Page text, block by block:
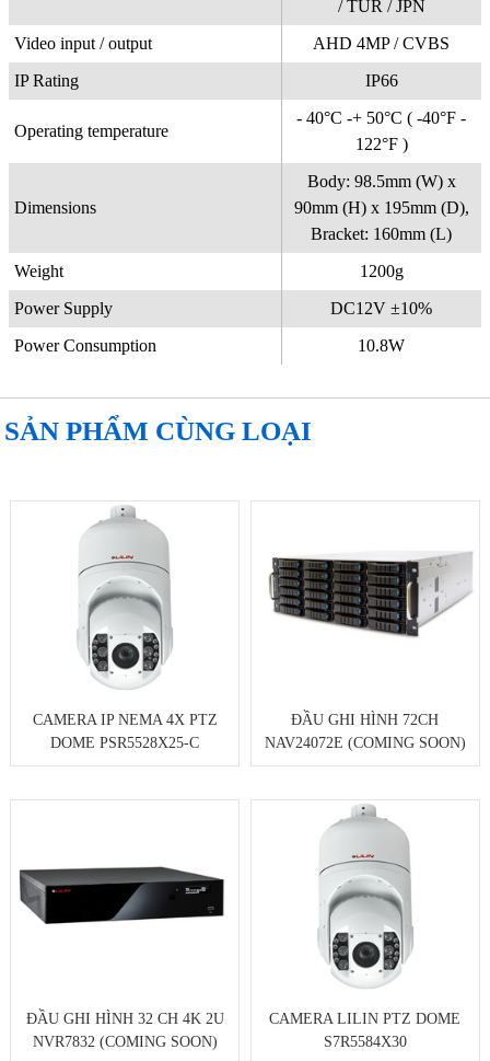
/ TUR / JPN
Video input / output
AHD 4MP / CVBS
IP Rating
IP66
Operating temperature
- 40°C -+ 50°C ( -40°F -
122°F )
Dimensions
Body: 98.5mm (W) x
90mm (H) x 195mm (D),
Bracket: 160mm (L)
Weight
1200g
Power Supply
DC12V ±10%
Power Consumption
10.8W
SẢN PHẨM CÙNG LOẠI
CAMERA IP NEMA 4X PTZ
DOME PSR5528X25-C
ĐẦU GHI HÌNH 72CH
NAV24072E (COMING SOON)
ĐẦU GHI HÌNH 32 CH 4K 2U
NVR7832 (COMING SOON)
CAMERA LILIN PTZ DOME
S7R5584X30